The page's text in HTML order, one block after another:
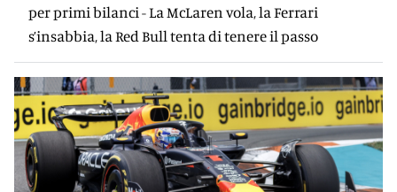
per primi bilanci - La McLaren vola, la Ferrari
s’insabbia, la Red Bull tenta di tenere il passo